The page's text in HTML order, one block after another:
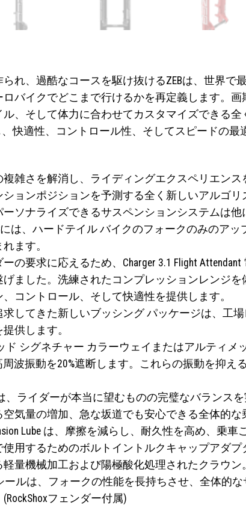
れ、過酷なコースを駆け抜けるZEBは、世界で
ロバイクでどこまで行けるかを再定義します
、そして体力に合わせてカスタマイズできる全
快適性、コントロール性、そしてスピードの最
雑さを解消し、ライディングエクスペリエン
ョンポジションを予測する全く新しいアルゴ
ソナライズできるサスペンションシステムは
には、ハードテイル バイクのフォークのみのア
ます。
の要求に応えるため、Charger 3.1 Flight
ました。洗練されたコンプレッションレンジを
コントロール、そして快適性を提供します。
してきた新しいブッシング パッケージは、工
供します。
ド シグネチャー カラーウェイまたはアルティメ
周波振動を20%遮断します。これらの振動を抑
、ライダーが本当に望むものの完璧なバラン
気量の増加、急な坂道でも安心できる全体的な
Lube は、摩擦を減らし、耐久性を高め、乗
用するためのボルトイントルクキャップアダプ
量機械加工および陽極酸化処理されたクラウン。
ールは、フォークの性能を長持ちさせ、全体的
フェンダー付属)